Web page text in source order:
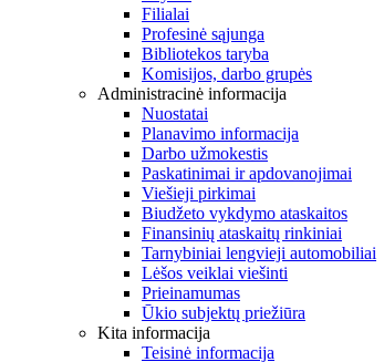
Filialai
Profesinė sąjunga
Bibliotekos taryba
Komisijos, darbo grupės
Administracinė informacija
Nuostatai
Planavimo informacija
Darbo užmokestis
Paskatinimai ir apdovanojimai
Viešieji pirkimai
Biudžeto vykdymo ataskaitos
Finansinių ataskaitų rinkiniai
Tarnybiniai lengvieji automobiliai
Lėšos veiklai viešinti
Prieinamumas
Ūkio subjektų priežiūra
Kita informacija
Teisinė informacija